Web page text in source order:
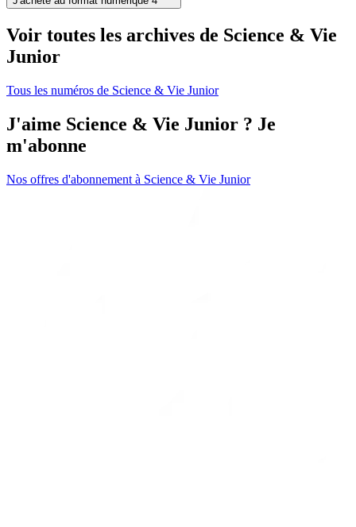
Voir toutes les archives de Science & Vie
Junior
Tous les numéros de Science & Vie Junior
J'aime Science & Vie Junior ? Je
m'abonne
Nos offres d'abonnement à Science & Vie Junior